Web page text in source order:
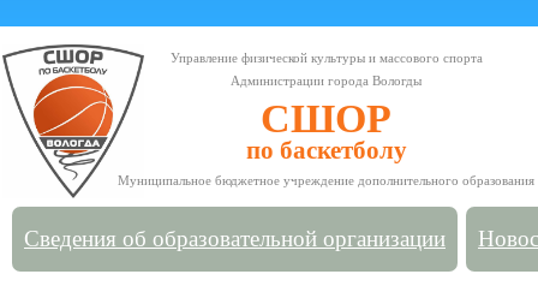
Управление физической культуры и массового спорта
Администрации города Вологды
СШОР
по баскетболу
Муниципальное бюджетное учреждение дополнительного образования
Сведения об образовательной организации